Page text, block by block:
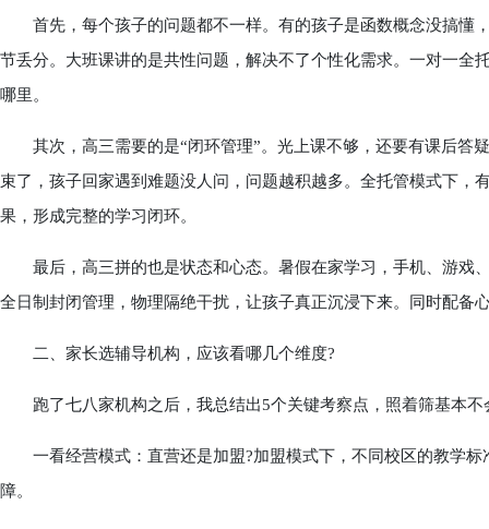
首先，每个孩子的问题都不一样。有的孩子是函数概念没搞懂
节丢分。大班课讲的是共性问题，解决不了个性化需求。一对一全
哪里。
其次，高三需要的是“闭环管理”。光上课不够，还要有课后答
束了，孩子回家遇到难题没人问，问题越积越多。全托管模式下，
果，形成完整的学习闭环。
最后，高三拼的也是状态和心态。暑假在家学习，手机、游戏
全日制封闭管理，物理隔绝干扰，让孩子真正沉浸下来。同时配备
二、家长选辅导机构，应该看哪几个维度?
跑了七八家机构之后，我总结出5个关键考察点，照着筛基本不
一看经营模式：直营还是加盟?加盟模式下，不同校区的教学标
障。